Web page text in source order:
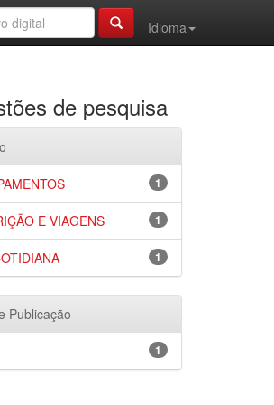
Idioma
de pesquisa
1
1
E VIAGENS
1
Publicação
1